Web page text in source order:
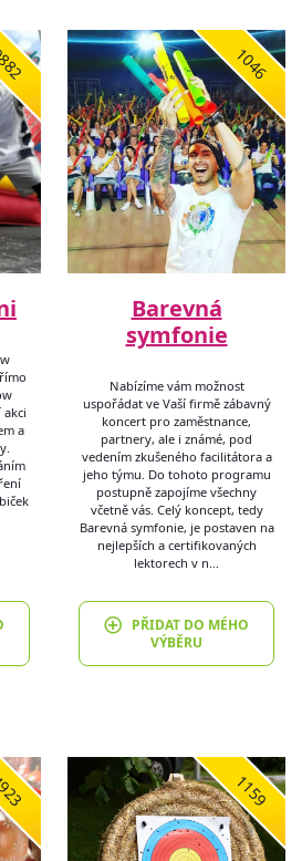
a
1046
Barevná
symfonie
Nabízíme vám možnost
uspořádat ve Vaší firmě zábavný
koncert pro zaměstnance,
partnery, ale i známé, pod
vedením zkušeného facilitátora a
jeho týmu. Do tohoto programu
postupně zapojíme všechny
včetně vás. Celý koncept, tedy
Barevná symfonie, je postaven na
nejlepších a certifikovaných
lektorech v n…
PŘIDAT DO MÉHO
VÝBĚRU
1159